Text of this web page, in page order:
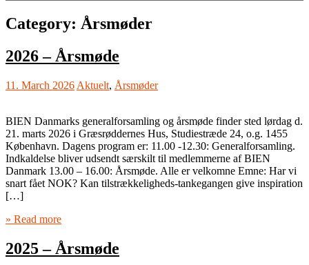
Category: Årsmøder
2026 – Årsmøde
11. March 2026 Aktuelt, Årsmøder
BIEN Danmarks generalforsamling og årsmøde finder sted lørdag d.
21. marts 2026 i Græsrøddernes Hus, Studiestræde 24, o.g. 1455
København. Dagens program er: 11.00 -12.30: Generalforsamling.
Indkaldelse bliver udsendt særskilt til medlemmerne af BIEN
Danmark 13.00 – 16.00: Årsmøde. Alle er velkomne Emne: Har vi
snart fået NOK? Kan tilstrækkeligheds-tankegangen give inspiration
[…]
» Read more
2025 – Årsmøde